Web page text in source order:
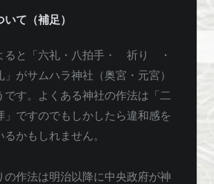
て（補足）
ると「六礼・八拍手・ 祈り ・
」がサムハラ神社（奥宮・元宮）
です。よくある神社の作法は「二
」ですのでもしかしたら違和感を
かもしれません。
の作法は明治以降に中央政府が神